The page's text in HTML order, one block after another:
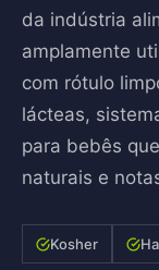
da indústria
amplamente
com rótulo
lácteas,
para bebês
naturais e
Kosher